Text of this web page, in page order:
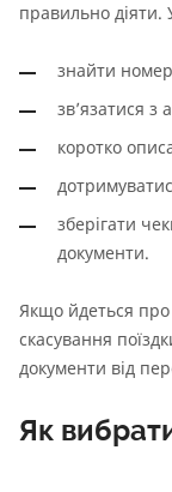
правильно діяти.
знайти
зв’язатися з
коротко
зберігати
документи.
Якщо йдеться про
скасування
документи від
Як